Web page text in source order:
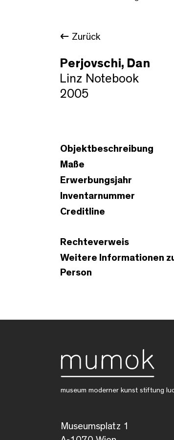
Zurück
Perjovschi, Dan
Linz Notebook
2005
Objektbeschreibung
Maße
Erwerbungsjahr
Inventarnummer
Creditline
Rechteverweis
Weitere Informationen
Person
museum moderner kunst stiftung
Museumsplatz 1